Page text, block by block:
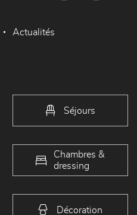
Actualités
Séjours
Chambres &
dressing
Décoration